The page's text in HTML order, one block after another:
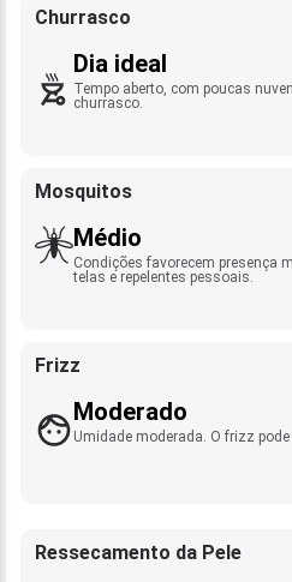
Churrasco
Dia ideal
Tempo aberto, com poucas
churrasco.
Mosquitos
Médio
Condições favorecem presença
telas e repelentes pessoais.
Frizz
Moderado
Umidade moderada. O frizz pode
Ressecamento da Pele